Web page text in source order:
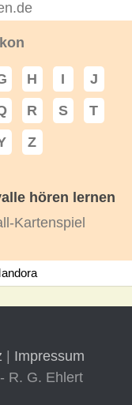
H I
J
R S
T
Z
hören lernen
| Impressum
R. G. Ehlert